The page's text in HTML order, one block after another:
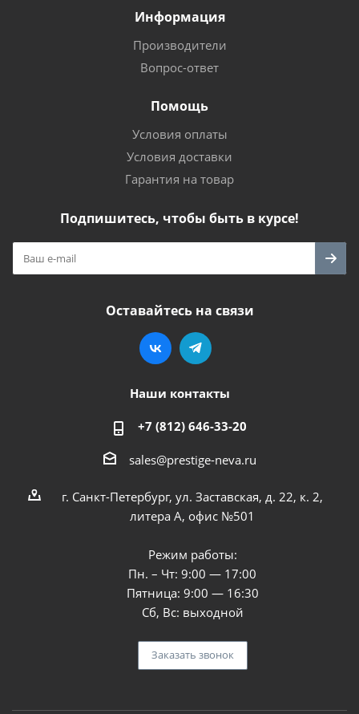
Информация
Производители
Вопрос-ответ
Помощь
Условия оплаты
Условия доставки
Гарантия на товар
Подпишитесь, чтобы быть в курсе!
Оставайтесь на связи
Наши контакты
+7 (812) 646-33-20
sales@prestige-neva.ru
г. Санкт-Петербург, ул. Заставская, д. 22, к. 2,
литера А, офис №501
Режим работы:
Пн. – Чт: 9:00 — 17:00
Пятница: 9:00 — 16:30
Сб, Вс: выходной
Заказать звонок